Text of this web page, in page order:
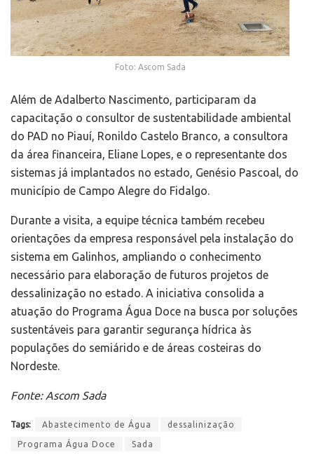
Foto: Ascom Sada
Além de Adalberto Nascimento, participaram da
capacitação o consultor de sustentabilidade ambiental
do PAD no Piauí, Ronildo Castelo Branco, a consultora
da área financeira, Eliane Lopes, e o representante dos
sistemas já implantados no estado, Genésio Pascoal, do
município de Campo Alegre do Fidalgo.
Durante a visita, a equipe técnica também recebeu
orientações da empresa responsável pela instalação do
sistema em Galinhos, ampliando o conhecimento
necessário para elaboração de futuros projetos de
dessalinização no estado. A iniciativa consolida a
atuação do Programa Água Doce na busca por soluções
sustentáveis para garantir segurança hídrica às
populações do semiárido e de áreas costeiras do
Nordeste.
Fonte: Ascom Sada
Tags: Abastecimento de Água dessalinização
Programa Água Doce Sada